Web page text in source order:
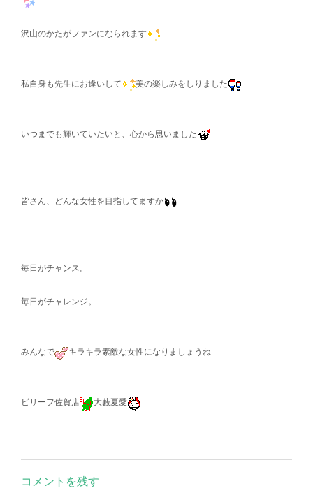
沢山のかたがファンになられます
私自身も先生にお逢いして 美の楽しみをしりました
いつまでも輝いていたいと、心から思いました
皆さん、どんな女性を目指してますか
毎日がチャンス。
毎日がチャレンジ。
みんなで キラキラ素敵な女性になりましょうね
ビリーフ佐賀店 大藪夏愛
コメントを残す